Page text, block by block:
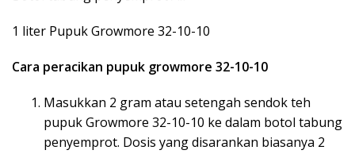
1 liter Pupuk Growmore 32-10-10
Cara peracikan pupuk growmore 32-10-10
Masukkan 2 gram atau setengah sendok teh
pupuk Growmore 32-10-10 ke dalam botol tabung
penyemprot. Dosis yang disarankan biasanya 2